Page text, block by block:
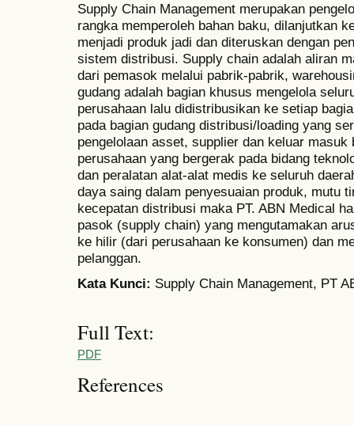
Supply Chain Management merupakan
rangka memperoleh bahan baku, dilanjutkan
menjadi produk jadi dan diteruskan dengan
sistem distribusi. Supply chain adalah aliran
dari pemasok melalui pabrik-pabrik,
gudang adalah bagian khusus mengelola
perusahaan lalu didistribusikan ke setiap
pada bagian gudang distribusi/loading yang
pengelolaan asset, supplier dan keluar masuk
perusahaan yang bergerak pada bidang
dan peralatan alat-alat medis ke seluruh
daya saing dalam penyesuaian produk, mutu
kecepatan distribusi maka PT. ABN Medical
pasok (supply chain) yang mengutamakan
ke hilir (dari perusahaan ke konsumen) dan
pelanggan.
Kata Kunci: Supply Chain Management, PT
Full Text:
PDF
References